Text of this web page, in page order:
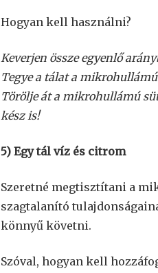
Hogyan kell használni?
Keverjen össze egyenlő
Tegye a tálat a
Törölje át a mikrohullámú
kész is!
5) Egy tál víz és citrom
Szeretné megtisztítani a
szagtalanító
könnyű követni.
Szóval, hogyan kell